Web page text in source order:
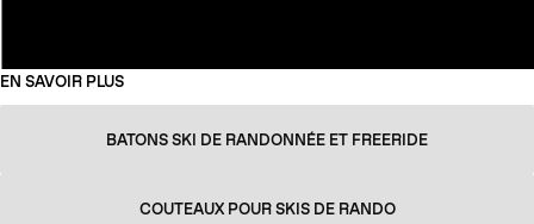
EN SAVOIR PLUS
BATONS SKI DE RANDONNÉE ET FREERIDE
COUTEAUX POUR SKIS DE RANDO